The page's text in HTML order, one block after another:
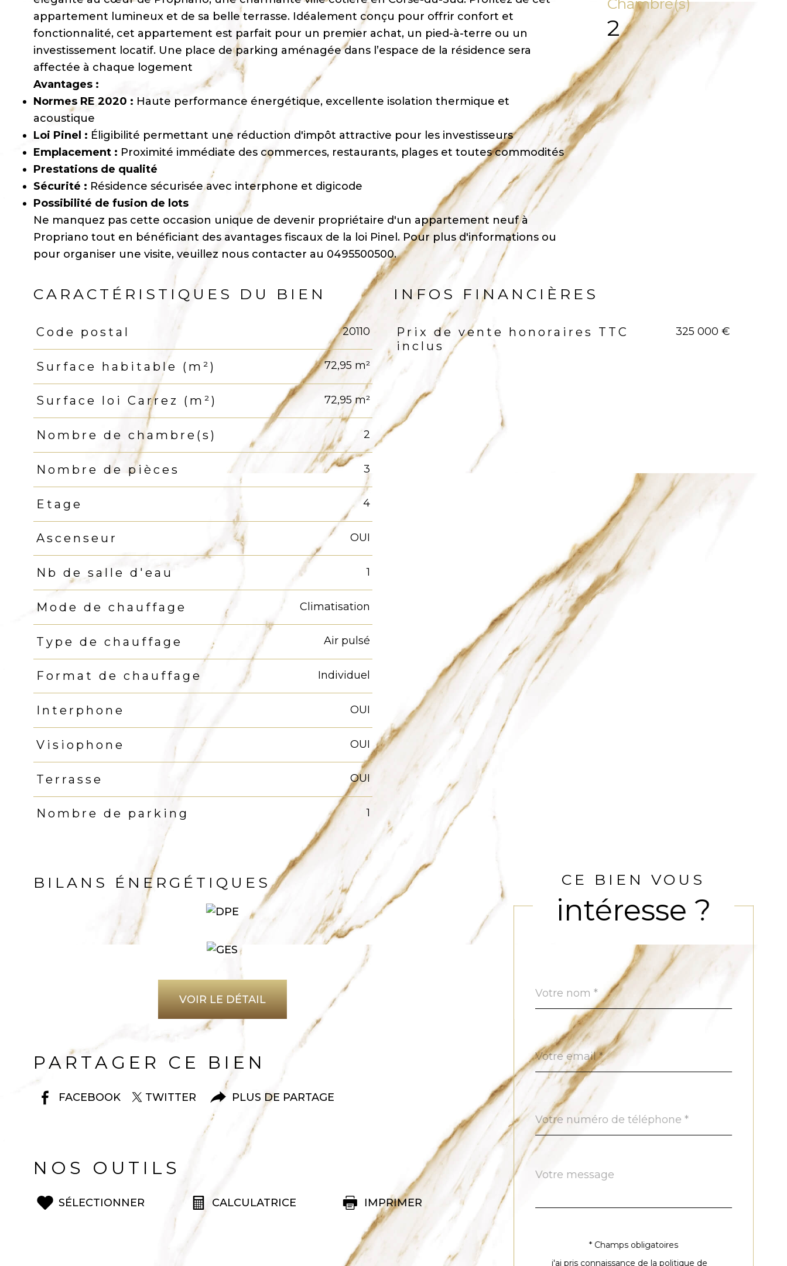
appartement lumineux et de sa belle terrasse. Idéalement conçu pour offrir confort et
fonctionnalité, cet appartement est parfait pour un premier achat, un pied-à-terre ou un
investissement locatif. Une place de parking aménagée dans l’espace de la résidence sera
affectée à chaque logement
Avantages :
Normes RE 2020 : Haute performance énergétique, excellente isolation thermique et
acoustique
Loi Pinel : Éligibilité permettant une réduction d'impôt attractive pour les investisseurs
Emplacement : Proximité immédiate des commerces, restaurants, plages et toutes commodités
Prestations de qualité
Sécurité : Résidence sécurisée avec interphone et digicode
Possibilité de fusion de lots
Ne manquez pas cette occasion unique de devenir propriétaire d'un appartement neuf à
Propriano tout en bénéficiant des avantages fiscaux de la loi Pinel. Pour plus d'informations ou
pour organiser une visite, veuillez nous contacter au 0495500500.
Chambre(s)
2
CARACTÉRISTIQUES DU BIEN
Caractéristiques
Code postal 20110
Surface habitable (m²) 72,95 m²
Surface loi Carrez (m²) 72,95 m²
Nombre de chambre(s) 2
Nombre de pièces 3
Etage 4
Ascenseur OUI
Nb de salle d'eau 1
Mode de chauffage Climatisation
Type de chauffage Air pulsé
Format de chauffage Individuel
Interphone OUI
Visiophone OUI
Terrasse OUI
Nombre de parking 1
INFOS FINANCIÈRES
Caractéristiques Valeurs
Prix de vente honoraires TTC
inclus
325 000 €
BILANS ÉNERGÉTIQUES
VOIR LE DÉTAIL
PARTAGER CE BIEN
FACEBOOK TWITTER PLUS DE PARTAGE
NOS OUTILS
SÉLECTIONNER CALCULATRICE IMPRIMER
CE BIEN VOUS
intéresse ?
par
défaut
*
email
*
Téléphone
*
Fieldset
défaut
Message
*
Validation* Champs obligatoires
j'ai pris connaissance de la politique de